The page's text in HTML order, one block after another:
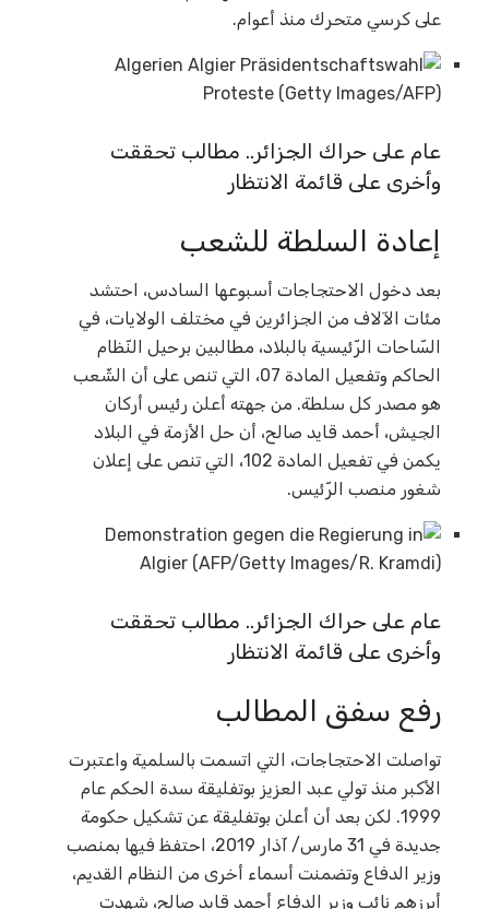
على كرسي متحرك منذ أعوام.
عام على حراك الجزائر.. مطالب تحققت
وأخرى على قائمة الانتظار
إعادة السلطة للشعب
بعد دخول الاحتجاجات أسبوعها السادس، احتشد
مئات الآلاف من الجزائرين في مختلف الولايات، في
السّاحات الرّئيسية بالبلاد، مطالبين برحيل النّظام
الحاكم وتفعيل المادة 07، التي تنص على أن الشّعب
هو مصدر كل سلطة. من جهته أعلن رئيس أركان
الجيش، أحمد قايد صالح، أن حل الأزمة في البلاد
يكمن في تفعيل المادة 102، التي تنص على إعلان
شغور منصب الرّئيس.
عام على حراك الجزائر.. مطالب تحققت
وأخرى على قائمة الانتظار
رفع سفق المطالب
تواصلت الاحتجاجات، التي اتسمت بالسلمية واعتبرت
الأكبر منذ تولي عبد العزيز بوتفليقة سدة الحكم عام
1999. لكن بعد أن أعلن بوتفليقة عن تشكيل حكومة
جديدة في 31 مارس/ آذار 2019، احتفظ فيها بمنصب
وزير الدفاع وتضمنت أسماء أخرى من النظام القديم،
أبرزهم نائب وزير الدفاع أحمد قايد صالح، شهدت